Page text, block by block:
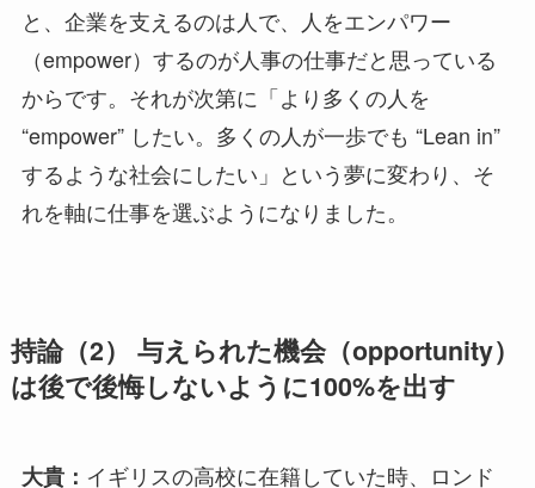
と、企業を支えるのは人で、人をエンパワー
（empower）するのが人事の仕事だと思っている
からです。それが次第に「より多くの人を
“empower” したい。多くの人が一歩でも “Lean in”
するような社会にしたい」という夢に変わり、そ
れを軸に仕事を選ぶようになりました。
持論（2） 与えられた機会（opportunity）
は​後で後悔しないように100%を出す
大貴： イギリスの高校に在籍していた時、ロンド